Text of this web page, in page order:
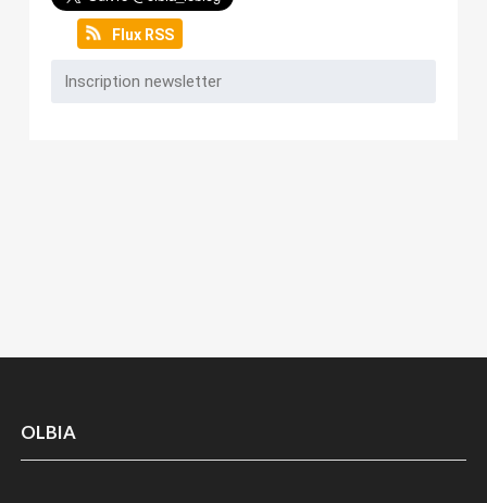
Flux RSS
OLBIA